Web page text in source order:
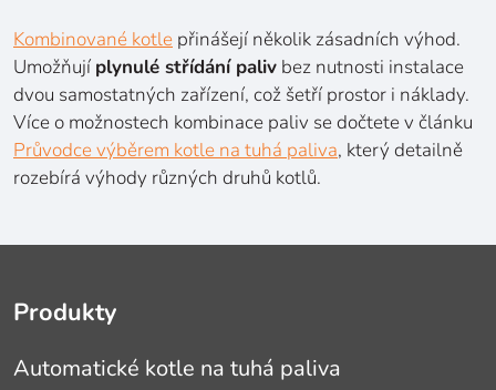
Kombinované kotle přinášejí několik zásadních výhod.
Umožňují plynulé střídání paliv bez nutnosti instalace
dvou samostatných zařízení, což šetří prostor i náklady.
Více o možnostech kombinace paliv se dočtete v článku
Průvodce výběrem kotle na tuhá paliva, který detailně
rozebírá výhody různých druhů kotlů.
Produkty
Automatické kotle na tuhá paliva